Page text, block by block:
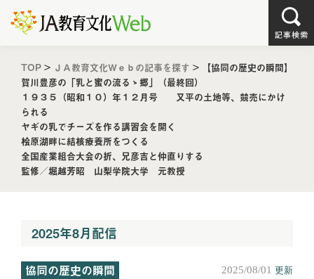
TOP > ＪＡ教育文化Ｗｅｂの記事を探す >
【協同の歴史の瞬間】
賀川豊彦の「乳と蜜の流るゝ郷」（最終回）
１９３５（昭和１０）年１２月号 又平の土地等、競売にかけ
られる
ヤギの乳でチーズを作る講習会を開く
桧原湖畔に結核療養所をつくる
全国産業組合大会の折、兄彦吉と仲直りする
監修／堀越芳昭 山梨学院大学 元教授
2025年8月配信
協同の歴史の瞬間 2025/08/01 更新